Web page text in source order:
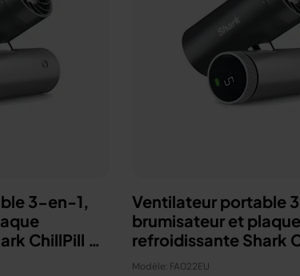
3-en-1,
ChillPill -
Ventilateur portable
brumisateur et plaque
refroidissante Shark
Modèle: FA022EU